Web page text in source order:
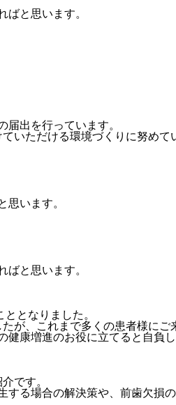
と思います。
出を行っています。
いただける環境づくりに努めて
思います。
と思います。
となりました。
が、これまで多くの患者様にご
健康増進のお役に立てると自負し
です。
る場合の解決策や、前歯欠